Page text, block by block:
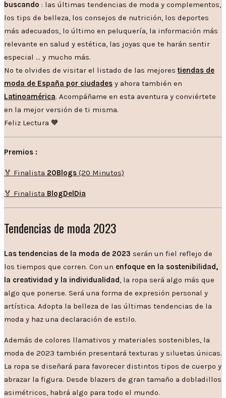
buscando : las últimas tendencias de moda y complementos,
los tips de belleza, los consejos de nutrición, los deportes
más adecuados, lo último en peluquería, la información más
relevante en salud y estética, las joyas que te harán sentir
especial … y mucho más.
No te olvides de visitar el listado de las mejores tiendas de
moda de España por ciudades y ahora también en
Latinoamérica. Acompáñame en esta aventura y conviértete
en la mejor versión de ti misma.
Feliz Lectura 🧡
Premios :
🏅 Finalista 20Blogs (20 Minutos)
🏅 Finalista BlogDelDia
Tendencias de moda 2023
Las tendencias de la moda de 2023 serán un fiel reflejo de
los tiempos que corren. Con un enfoque en la sostenibilidad,
la creatividad y la individualidad, la ropa será algo más que
algo que ponerse. Será una forma de expresión personal y
artística. Adopta la belleza de las últimas tendencias de la
moda y haz una declaración de estilo.
Además de colores llamativos y materiales sostenibles, la
moda de 2023 también presentará texturas y siluetas únicas.
La ropa se diseñará para favorecer distintos tipos de cuerpo y
abrazar la figura. Desde blazers de gran tamaño a dobladillos
asimétricos, habrá algo para todo el mundo.